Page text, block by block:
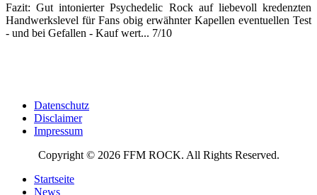
Fazit: Gut intonierter Psychedelic Rock auf liebevoll kredenzten
Handwerkslevel für Fans obig erwähnter Kapellen eventuellen Test
- und bei Gefallen - Kauf wert... 7/10
Datenschutz
Disclaimer
Impressum
Copyright © 2026 FFM ROCK. All Rights Reserved.
Startseite
News